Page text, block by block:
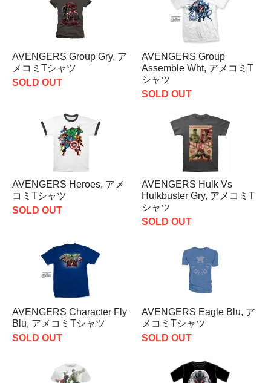
AVENGERS Group Gry, ア
メコミTシャツ
SOLD OUT
AVENGERS Group
Assemble Wht, アメコミT
シャツ
SOLD OUT
AVENGERS Heroes, アメ
コミTシャツ
SOLD OUT
AVENGERS Hulk Vs
Hulkbuster Gry, アメコミT
シャツ
SOLD OUT
AVENGERS Character Fly
Blu, アメコミTシャツ
SOLD OUT
AVENGERS Eagle Blu, ア
メコミTシャツ
SOLD OUT